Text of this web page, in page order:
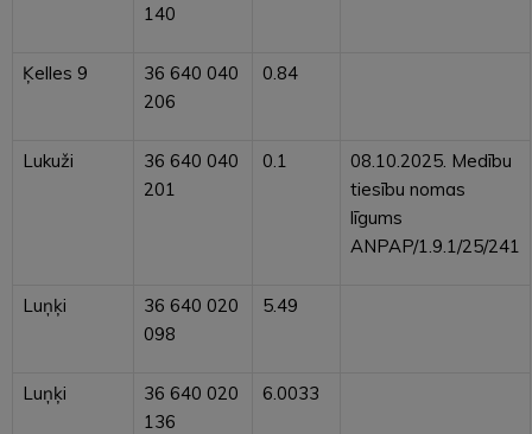
140
Ķelles 9
36 640 040
206
0.84
Lukuži
36 640 040
201
0.1
08.10.2025. Medību
tiesību nomas
līgums
ANPAP/1.9.1/25/241
Luņķi
36 640 020
098
5.49
Luņķi
36 640 020
136
6.0033